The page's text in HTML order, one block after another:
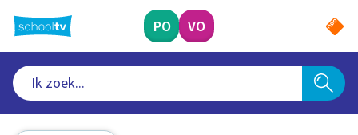
naar
hoofdinhoud
PO VO